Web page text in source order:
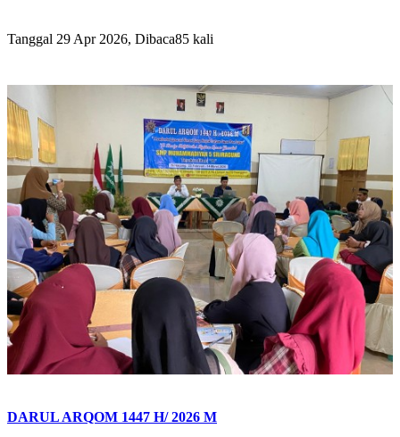
Tanggal 29 Apr 2026, Dibaca85 kali
DARUL ARQOM 1447 H/ 2026 M